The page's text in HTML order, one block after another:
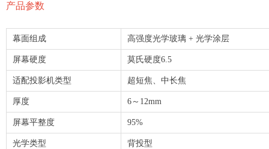
产品参数
幕面组成 高强度光学玻璃 + 光学涂层
屏幕硬度 莫氏硬度6.5
适配投影机类型 超短焦、中长焦
厚度 6～12mm
屏幕平整度 95%
光学类型 背投型